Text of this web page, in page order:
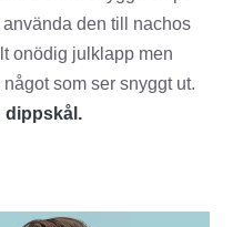
den till nachos
onödig julklapp men
som ser snyggt ut.
dippskål.